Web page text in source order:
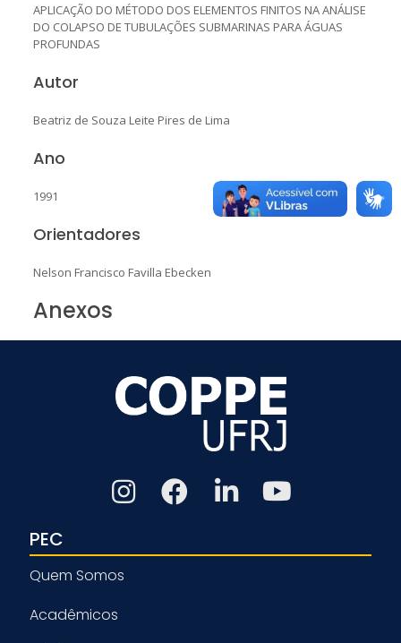
APLICAÇÃO DO MÉTODO DOS ELEMENTOS FINITOS NA ANÁLISE
DO COLAPSO DE TUBULAÇÕES SUBMARINAS PARA ÁGUAS
PROFUNDAS
Autor
Beatriz de Souza Leite Pires de Lima
Ano
1991
Orientadores
Nelson Francisco Favilla Ebecken
Anexos
PEC
Quem Somos
Acadêmicos